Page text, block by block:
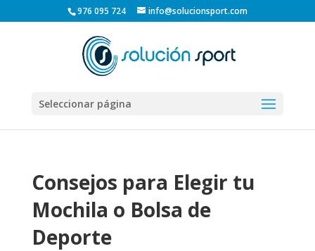
976 095 724 info@solucionsport.com
Seleccionar página
Consejos para Elegir tu
Mochila o Bolsa de
Deporte